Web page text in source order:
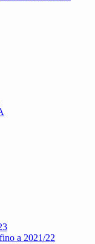
a 2021/22